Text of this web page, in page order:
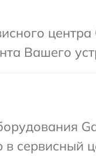
Вашего
сервисный